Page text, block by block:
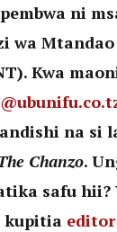
ni
wa
Kwa
na si
Chanzo.
safu hii?
kupitia